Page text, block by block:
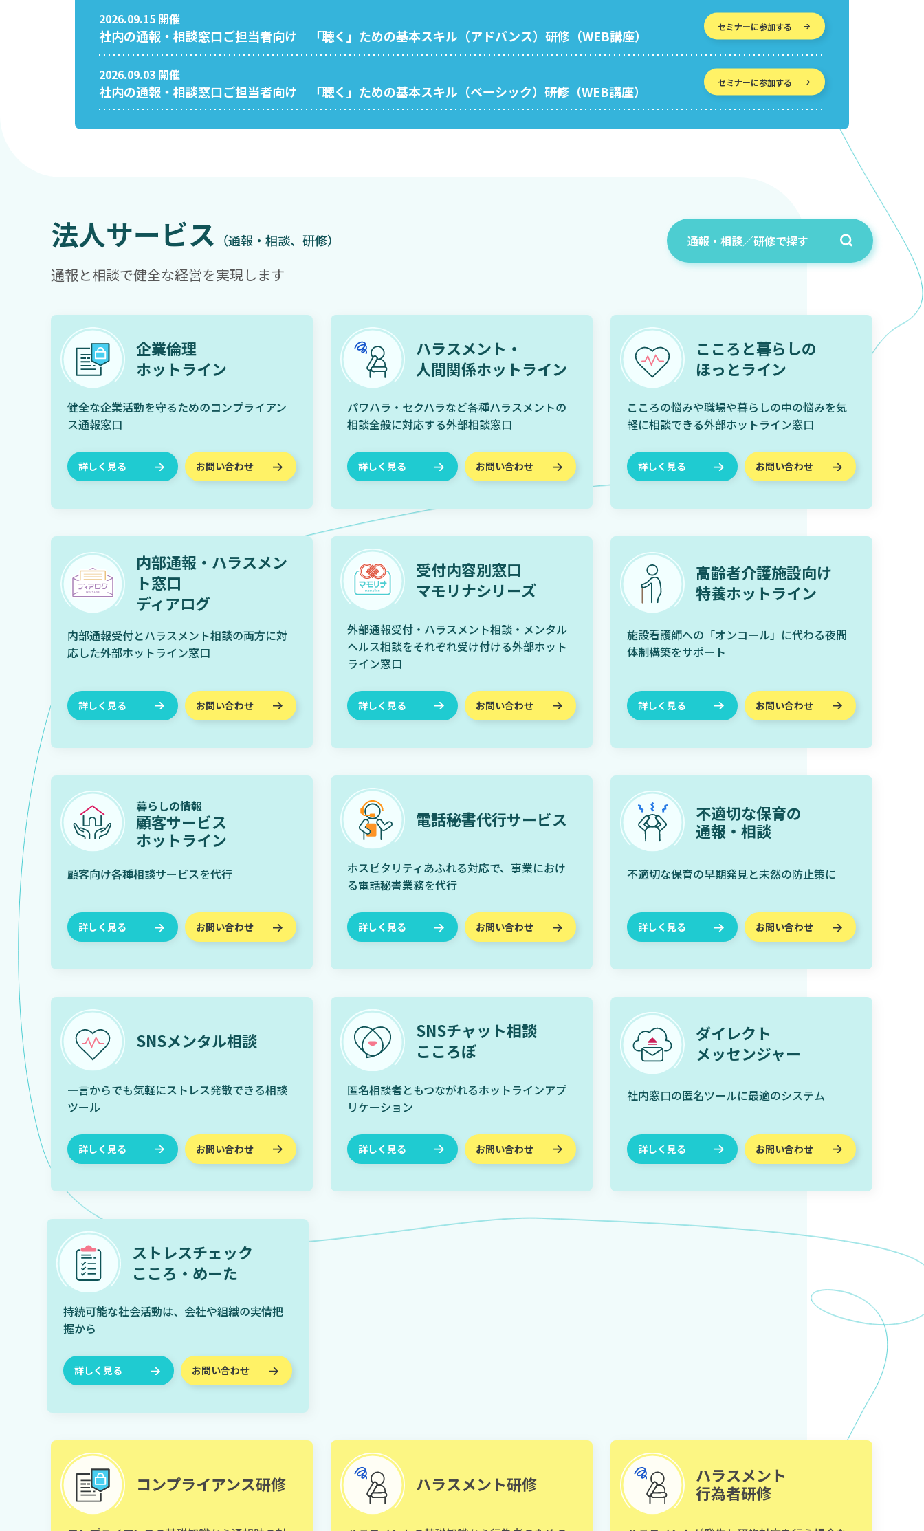
2026.09.15 開催 セミナーに参加する
社内の通報・相談窓口ご担当者向け 「聴く」ための基本スキル（アドバンス）研修（WEB講座）
2026.09.03 開催 セミナーに参加する
社内の通報・相談窓口ご担当者向け 「聴く」ための基本スキル（ベーシック）研修（WEB講座）
法人サービス （通報・相談、研修）
通報と相談で健全な経営を実現します
通報・相談／研修で探す
企業倫理
ホットライン
健全な企業活動を守るためのコンプライアン
ス通報窓口
詳しく見る お問い合わせ
ハラスメント・
人間関係ホットライン
パワハラ・セクハラなど各種ハラスメントの
相談全般に対応する外部相談窓口
詳しく見る お問い合わせ
こころと暮らしの
ほっとライン
こころの悩みや職場や暮らしの中の悩みを気
軽に相談できる外部ホットライン窓口
詳しく見る お問い合わせ
内部通報・ハラスメン
ト窓口
ディアログ
内部通報受付とハラスメント相談の両方に対
応した外部ホットライン窓口
詳しく見る お問い合わせ
受付内容別窓口
マモリナシリーズ
外部通報受付・ハラスメント相談・メンタル
ヘルス相談をそれぞれ受け付ける外部ホット
ライン窓口
詳しく見る お問い合わせ
高齢者介護施設向け
特養ホットライン
施設看護師への「オンコール」に代わる夜間
体制構築をサポート
詳しく見る お問い合わせ
暮らしの情報
顧客サービス
ホットライン
顧客向け各種相談サービスを代行
詳しく見る お問い合わせ
電話秘書代行サービス
ホスピタリティあふれる対応で、事業におけ
る電話秘書業務を代行
詳しく見る お問い合わせ
不適切な保育の
通報・相談
不適切な保育の早期発見と未然の防止策に
詳しく見る お問い合わせ
SNSメンタル相談
一言からでも気軽にストレス発散できる相談
ツール
詳しく見る お問い合わせ
SNSチャット相談
こころぼ
匿名相談者ともつながれるホットラインアプ
リケーション
詳しく見る お問い合わせ
ダイレクト
メッセンジャー
社内窓口の匿名ツールに最適のシステム
詳しく見る お問い合わせ
ストレスチェック
こころ・めーた
持続可能な社会活動は、会社や組織の実情把
握から
詳しく見る お問い合わせ
コンプライアンス研修 ハラスメント研修
ハラスメント
行為者研修